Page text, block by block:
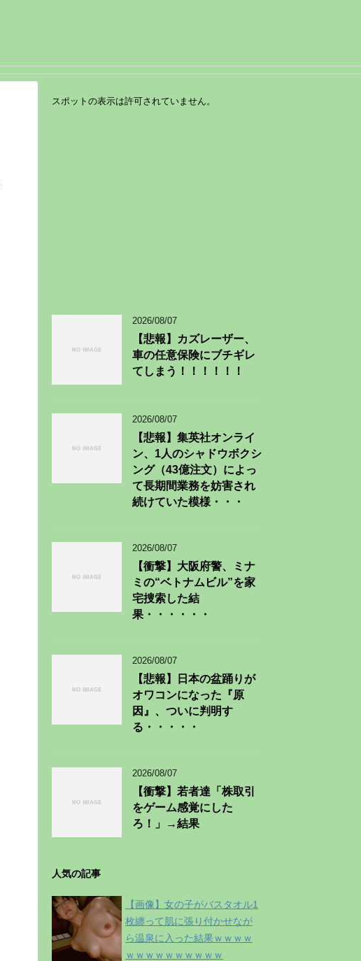
2026/08/07
【悲報】カズレーザー、
車の任意保険にブチギレ
てしまう！！！！！！
2026/08/07
【悲報】集英社オンライ
ン、1人のシャドウボクシ
ング（43億注文）によっ
て長期間業務を妨害され
続けていた模様・・・
2026/08/07
【衝撃】大阪府警、ミナ
ミの“ベトナムビル”を家
宅捜索した結
果・・・・・・
2026/08/07
【悲報】日本の盆踊りが
オワコンになった『原
因』、ついに判明す
る・・・・・
2026/08/07
【衝撃】若者達「株取引
をゲーム感覚にした
ろ！」→結果
人気の記事
【画像】女の子がバスタオル1
枚纏って肌に張り付かせなが
ら温泉に入った結果ｗｗｗｗ
ｗｗｗｗｗｗｗｗｗｗ